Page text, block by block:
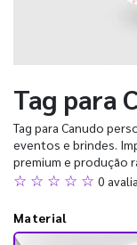
Tag para
Tag para Canudo
eventos e brindes.
premium e produção
☆ ☆ ☆ ☆ ☆ 0
Material